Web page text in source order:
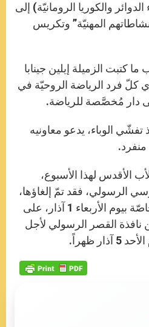
والكوريا الرومانيّة) إلى
نشاطاتهم المهنيّة” وتكريس
2022 بحسب ما كتبت الزميلة إيلين جينابا
كلّ فرد الرياضة الروحيّة في
دار مُخصَّصة للرياضة.
تفشّي الوباء، يدعو معاونيه
الأقدس لهذا الأسبوع،
الرسولي، فقد تمّ إلغاؤها،
بما فيها المقابلة العامّة الخاصّة بيوم الأربعاء 1 آذار، على
القصر الرسولي لأجل
ظهراً.